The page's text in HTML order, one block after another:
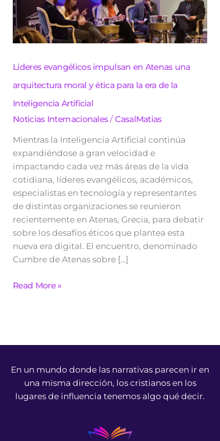
Líderes evangélicos impulsan en Atenas una
arquitectura moral y ética para la era de la
Inteligencia Artificial
Noticias Internacionales /CasalMatias
Mientras la Inteligencia Artificial continúa
expandiéndose a gran velocidad e
impactando cada vez más áreas de la vida
cotidiana, líderes evangélicos, académicos,
especialistas en tecnología y representantes
de distintas organizaciones se reunieron
recientemente en Atenas, Grecia, para debatir
sobre los desafíos éticos que plantea esta
nueva era digital. El encuentro, denominado
Cumbre de Atenas sobre […]
ética
para
la
era
de
Inteligencia
Read More »
En un mundo donde las narrativas parecen ir en
una misma dirección, los cristianos en los
lugares de influencia tenemos algo qué decir.